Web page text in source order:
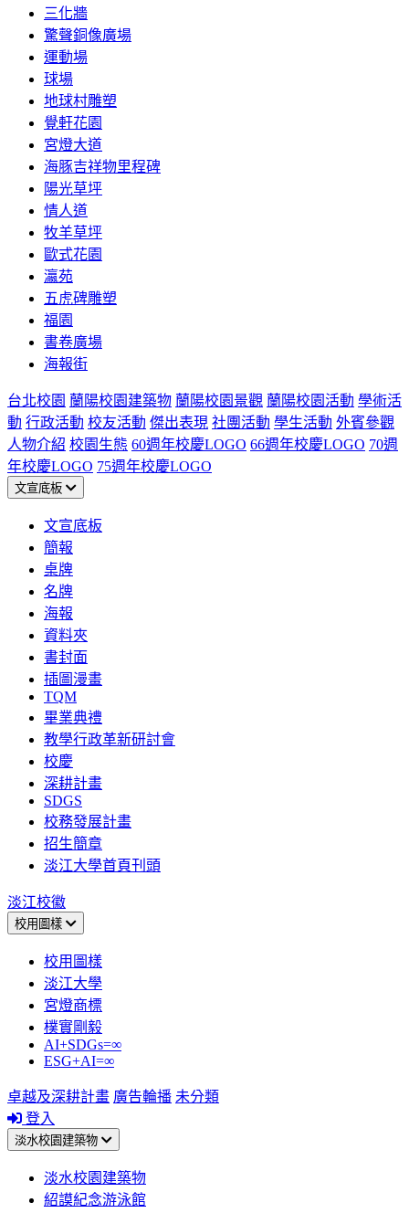
三化牆
驚聲銅像廣場
運動場
球場
地球村雕塑
覺軒花園
宮燈大道
海豚吉祥物里程碑
陽光草坪
情人道
牧羊草坪
歐式花園
瀛苑
五虎碑雕塑
福園
書卷廣場
海報街
台北校園 蘭陽校園建築物 蘭陽校園景觀 蘭陽校園活動 學術活
動 行政活動 校友活動 傑出表現 社團活動 學生活動 外賓參觀
人物介紹 校園生態 60週年校慶LOGO 66週年校慶LOGO 70週
年校慶LOGO 75週年校慶LOGO
文宣底板
文宣底板
簡報
桌牌
名牌
海報
資料夾
書封面
插圖漫畫
TQM
畢業典禮
教學行政革新研討會
校慶
深耕計畫
SDGS
校務發展計畫
招生簡章
淡江大學首頁刊頭
淡江校徽
校用圖樣
校用圖樣
淡江大學
宮燈商標
樸實剛毅
AI+SDGs=∞
ESG+AI=∞
卓越及深耕計畫 廣告輪播 未分類
登入
淡水校園建築物
淡水校園建築物
紹謨紀念游泳館